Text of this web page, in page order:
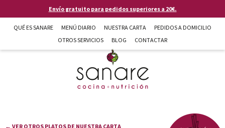
Pasar al contenido principalEnvío gratuito para pedidos superiores a 20€.
QUÉ ES SANARE MENÚ DIARIO NUESTRA CARTA
PEDIDOS A DOMICILIO
OTROS SERVICIOS
BLOG CONTACTAR
Sanare cocina + nutrición en Almería
← VER OTROS PLATOS DE NUESTRA CARTA